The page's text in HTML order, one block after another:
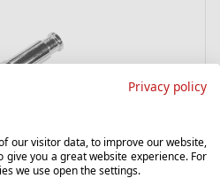
Privacy policy
our visitor data, to improve our website,
you a great website experience. For
we use open the settings.